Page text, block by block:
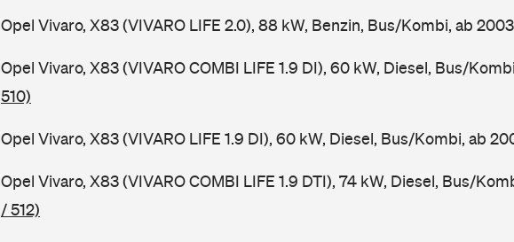
Opel Vivaro, X83 (VIVARO LIFE 2.0), 88 kW, Benzin, Bus/Kombi, ab
Opel Vivaro, X83 (VIVARO COMBI LIFE 1.9 DI), 60 kW, Diesel, Bus/
510)
Opel Vivaro, X83 (VIVARO LIFE 1.9 DI), 60 kW, Diesel, Bus/Kombi, ab
Opel Vivaro, X83 (VIVARO COMBI LIFE 1.9 DTI), 74 kW, Diesel, Bus/
/ 512)